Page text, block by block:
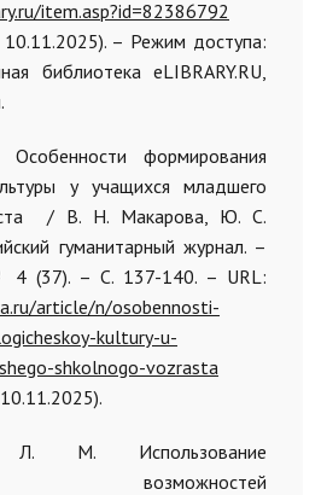
item.asp?id=82386792
– Режим доступа:
библиотека eLIBRARY.RU,
формирования
у учащихся младшего
/ В. Н. Макарова, Ю. С.
гуманитарный журнал. –
(37). – С. 137-140. – URL:
article/n/osobennosti-
kultury-u-
shkolnogo-vozrasta
Л. М. Использование
возможностей